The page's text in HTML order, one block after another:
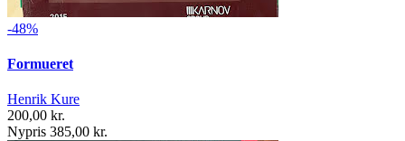
-48%
Formueret
Henrik Kure
200,00 kr.
Nypris 385,00 kr.